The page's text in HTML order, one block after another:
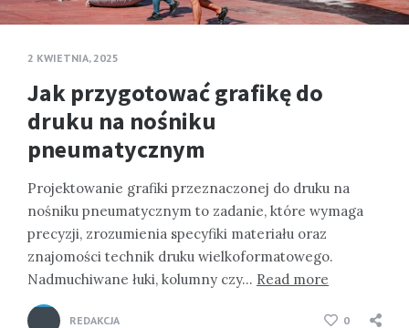
2 KWIETNIA, 2025
Jak przygotować grafikę do
druku na nośniku
pneumatycznym
Projektowanie grafiki przeznaczonej do druku na
nośniku pneumatycznym to zadanie, które wymaga
precyzji, zrozumienia specyfiki materiału oraz
znajomości technik druku wielkoformatowego.
Nadmuchiwane łuki, kolumny czy… Read more
REDAKCJA 0